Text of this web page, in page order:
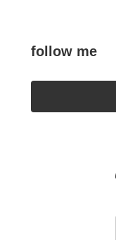
follow me